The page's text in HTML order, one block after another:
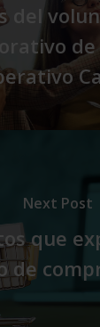
del
de
Next Post
que
de